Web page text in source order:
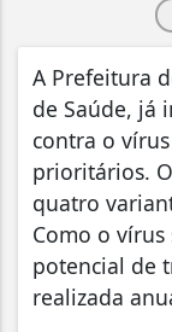
A Prefeitura
de Saúde, já
contra o
prioritários.
quatro
Como o
potencial de
realizada